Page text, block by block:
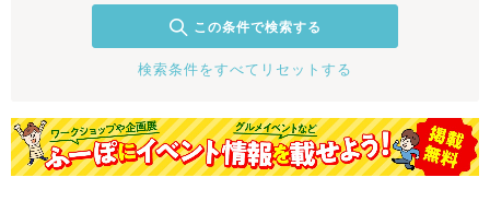
この条件で検索する
検索条件をすべてリセットする